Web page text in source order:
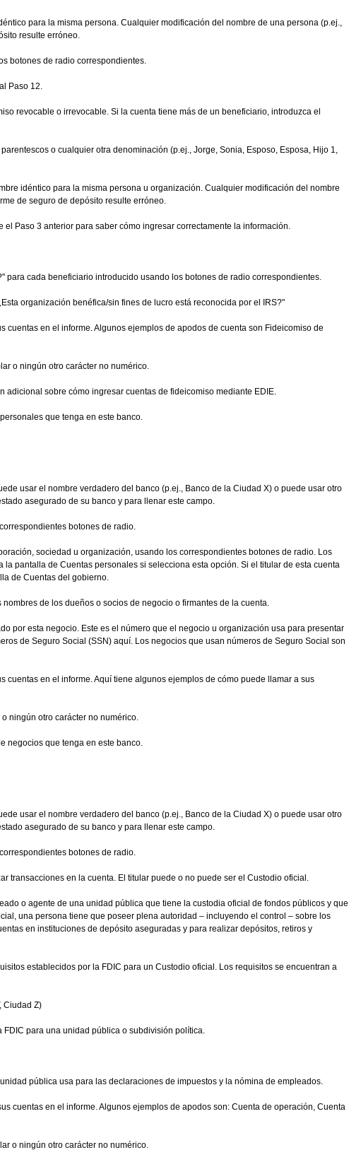
para la misma persona. Cualquier modificación del nombre de una persona (p.ej.,
resulte erróneo.
botones de radio correspondientes.
Paso 12.
revocable o irrevocable. Si la cuenta tiene más de un beneficiario, introduzca el
o cualquier otra denominación (p.ej., Jorge, Sonia, Esposo, Esposa, Hijo 1,
idéntico para la misma persona u organización. Cualquier modificación del nombre
de seguro de depósito resulte erróneo.
Paso 3 anterior para saber cómo ingresar correctamente la información.
cada beneficiario introducido usando los botones de radio correspondientes.
organización benéfica/sin fines de lucro está reconocida por el IRS?"
en el informe. Algunos ejemplos de apodos de cuenta son Fideicomiso de
o ningún otro carácter no numérico.
adicional sobre cómo ingresar cuentas de fideicomiso mediante EDIE.
que tenga en este banco.
usar el nombre verdadero del banco (p.ej., Banco de la Ciudad X) o puede usar otro
asegurado de su banco y para llenar este campo.
botones de radio.
sociedad u organización, usando los correspondientes botones de radio. Los
pantalla de Cuentas personales si selecciona esta opción. Si el titular de esta cuenta
de Cuentas del gobierno.
de los dueños o socios de negocio o firmantes de la cuenta.
por esta negocio. Este es el número que el negocio u organización usa para presentar
de Seguro Social (SSN) aquí. Los negocios que usan números de Seguro Social son
en el informe. Aquí tiene algunos ejemplos de cómo puede llamar a sus
ningún otro carácter no numérico.
negocios que tenga en este banco.
usar el nombre verdadero del banco (p.ej., Banco de la Ciudad X) o puede usar otro
asegurado de su banco y para llenar este campo.
botones de radio.
transacciones en la cuenta. El titular puede o no puede ser el Custodio oficial.
o agente de una unidad pública que tiene la custodia oficial de fondos públicos y que
una persona tiene que poseer plena autoridad – incluyendo el control – sobre los
en instituciones de depósito aseguradas y para realizar depósitos, retiros y
establecidos por la FDIC para un Custodio oficial. Los requisitos se encuentran a
Ciudad Z)
para una unidad pública o subdivisión política.
pública usa para las declaraciones de impuestos y la nómina de empleados.
cuentas en el informe. Algunos ejemplos de apodos son: Cuenta de operación, Cuenta
o ningún otro carácter no numérico.